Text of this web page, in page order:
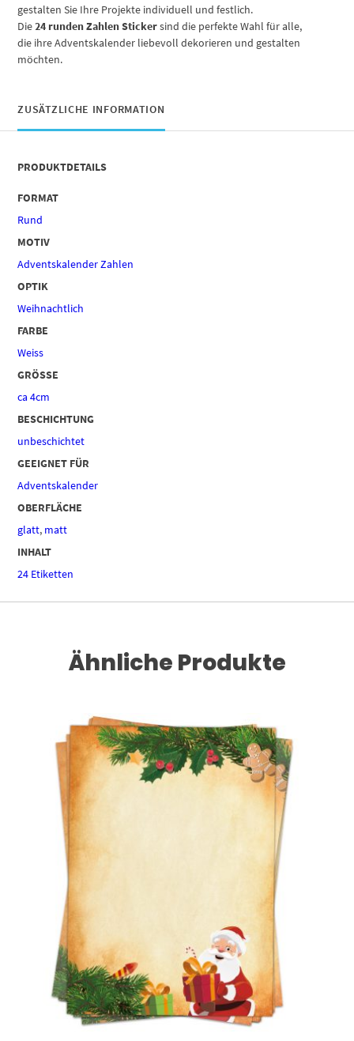
gestalten Sie Ihre Projekte individuell und festlich.
Die24 runden Zahlen Stickersind die perfekte Wahl für alle,
die ihre Adventskalender liebevoll dekorieren und gestalten
möchten.
ZUSÄTZLICHE INFORMATION
PRODUKTDETAILS
FORMAT
Rund
MOTIV
Adventskalender Zahlen
OPTIK
Weihnachtlich
FARBE
Weiss
GRÖSSE
ca 4cm
BESCHICHTUNG
unbeschichtet
GEEIGNET FÜR
Adventskalender
OBERFLÄCHE
glatt, matt
INHALT
24 Etiketten
Ähnliche Produkte